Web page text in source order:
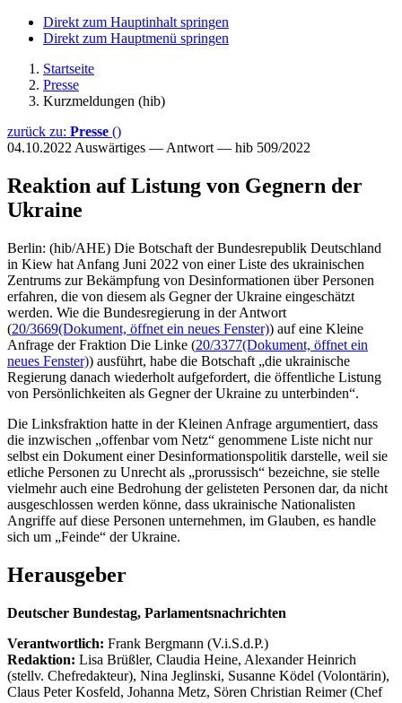
Direkt zum Hauptinhalt springen
Direkt zum Hauptmenü springen
Startseite
Presse
Kurzmeldungen (hib)
zurück zu: Presse ()
04.10.2022 Auswärtiges — Antwort — hib 509/2022
Reaktion auf Listung von Gegnern der
Ukraine
Berlin: (hib/AHE) Die Botschaft der Bundesrepublik Deutschland
in Kiew hat Anfang Juni 2022 von einer Liste des ukrainischen
Zentrums zur Bekämpfung von Desinformationen über Personen
erfahren, die von diesem als Gegner der Ukraine eingeschätzt
werden. Wie die Bundesregierung in der Antwort
(20/3669(Dokument, öffnet ein neues Fenster)) auf eine Kleine
Anfrage der Fraktion Die Linke (20/3377(Dokument, öffnet ein
neues Fenster)) ausführt, habe die Botschaft „die ukrainische
Regierung danach wiederholt aufgefordert, die öffentliche Listung
von Persönlichkeiten als Gegner der Ukraine zu unterbinden“.
Die Linksfraktion hatte in der Kleinen Anfrage argumentiert, dass
die inzwischen „offenbar vom Netz“ genommene Liste nicht nur
selbst ein Dokument einer Desinformationspolitik darstelle, weil sie
etliche Personen zu Unrecht als „prorussisch“ bezeichne, sie stelle
vielmehr auch eine Bedrohung der gelisteten Personen dar, da nicht
ausgeschlossen werden könne, dass ukrainische Nationalisten
Angriffe auf diese Personen unternehmen, im Glauben, es handle
sich um „Feinde“ der Ukraine.
Herausgeber
Deutscher Bundestag, Parlamentsnachrichten
Verantwortlich: Frank Bergmann (V.i.S.d.P.)
Redaktion: Lisa Brüßler, Claudia Heine, Alexander Heinrich
(stellv. Chefredakteur), Nina Jeglinski, Susanne Ködel (Volontärin),
Claus Peter Kosfeld, Johanna Metz, Sören Christian Reimer (Chef